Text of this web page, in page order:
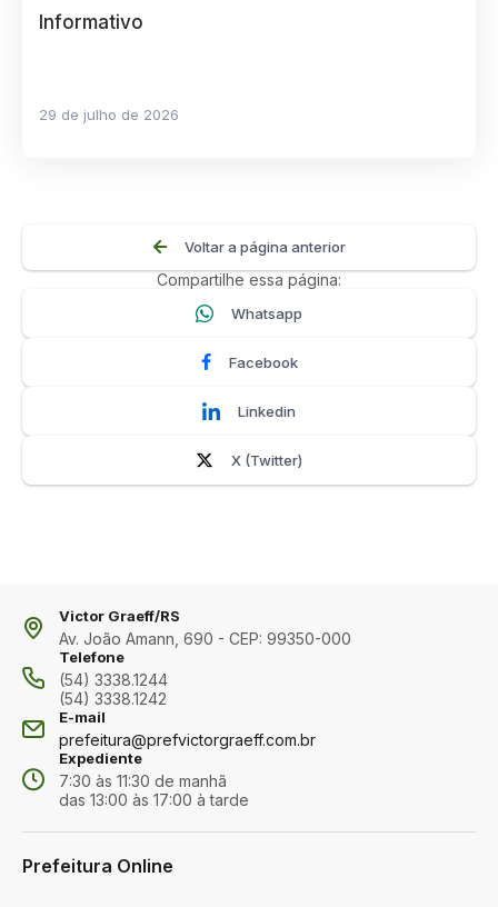
Informativo
29 de julho de 2026
Voltar a página anterior
Compartilhe essa página:
Whatsapp
Facebook
Linkedin
X (Twitter)
Victor Graeff/RS
Av. João Amann, 690 - CEP: 99350-000
Telefone
(54) 3338.1244
(54) 3338.1242
E-mail
prefeitura@prefvictorgraeff.com.br
Expediente
7:30 às 11:30 de manhã
das 13:00 às 17:00 à tarde
Prefeitura Online